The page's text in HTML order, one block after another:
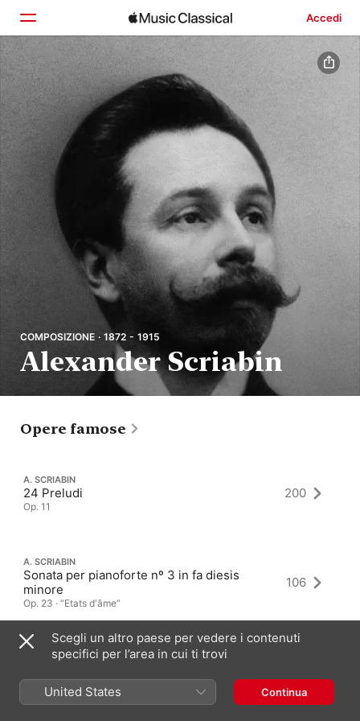
Accedi
Home
Scopri
Cerca
COMPOSIZIONE · 1872 - 1915
Alexander Scriabin
Opere famose
A. SCRIABIN
24 Preludi
Op. 11
200
A. SCRIABIN
Sonata per pianoforte nº 3 in fa diesis
minore
Op. 23 · “Etats d'âme”
106
A. SCRIABIN
Op. 20
Scegli un altro paese per vedere i contenuti
specifici per l’area in cui ti trovi
United States Continua